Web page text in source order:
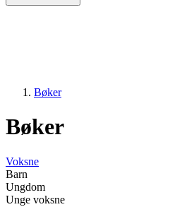
Bøker
Bøker
Voksne
Barn
Ungdom
Unge voksne